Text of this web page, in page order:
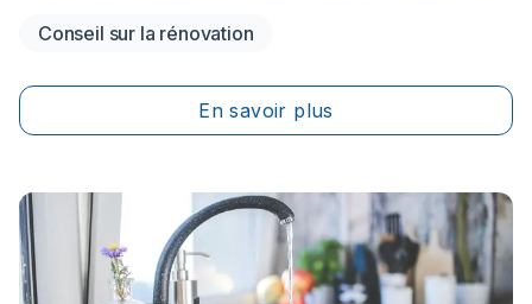
soit&nbsp;petite ou grande,&nbsp;il est nécessaire
vous laisser la possibilité de préparer vos festins dans
l’ordre.
Conseil sur la rénovation
En savoir plus